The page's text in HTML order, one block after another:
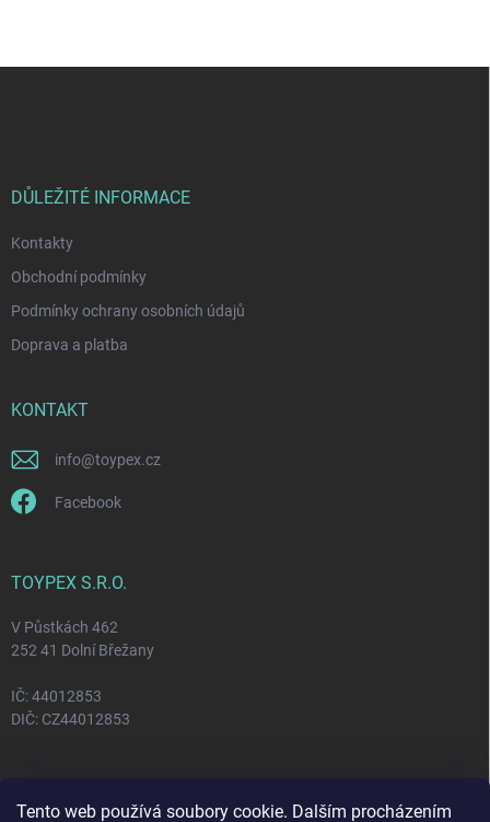
Tento web používá soubory cookie. Dalším procházením
DŮLEŽITÉ INFORMACE
Kontakty
Obchodní podmínky
Podmínky ochrany osobních údajů
Doprava a platba
KONTAKT
info@toypex.cz
Facebook
TOYPEX S.R.O.
V Půstkách 462
252 41 Dolní Břežany
IČ: 44012853
DIČ: CZ44012853